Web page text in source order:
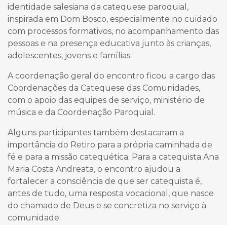
identidade salesiana da catequese paroquial,
inspirada em Dom Bosco, especialmente no cuidado
com processos formativos, no acompanhamento das
pessoas e na presença educativa junto às crianças,
adolescentes, jovens e famílias.
A coordenação geral do encontro ficou a cargo das
Coordenações da Catequese das Comunidades,
com o apoio das equipes de serviço, ministério de
música e da Coordenação Paroquial.
Alguns participantes também destacaram a
importância do Retiro para a própria caminhada de
fé e para a missão catequética. Para a catequista Ana
Maria Costa Andreata, o encontro ajudou a
fortalecer a consciência de que ser catequista é,
antes de tudo, uma resposta vocacional, que nasce
do chamado de Deus e se concretiza no serviço à
comunidade.